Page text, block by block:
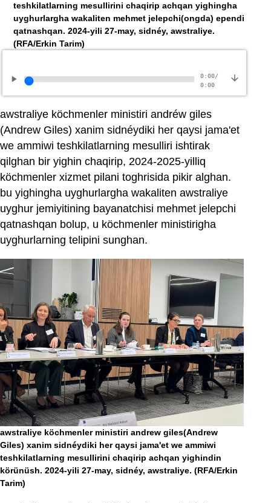
teshkilatlarning mesullirini chaqirip achqan yighingha
uyghurlargha wakaliten mehmet jelepchi(ongda) ependi
qatnashqan. 2024-yili 27-may, sidnéy, awstraliye.
(RFA/Erkin Tarim)
0:00/
0:00
awstraliye köchmenler ministiri andréw giles
(Andrew Giles) xanim sidnéydiki her qaysi jama'et
we ammiwi teshkilatlarning mesulliri ishtirak
qilghan bir yighin chaqirip, 2024-2025-yilliq
köchmenler xizmet pilani toghrisida pikir alghan.
bu yighingha uyghurlargha wakaliten awstraliye
uyghur jemiyitining bayanatchisi mehmet jelepchi
qatnashqan bolup, u köchmenler ministirigha
uyghurlarning telipini sunghan.
awstraliye köchmenler ministiri andrew giles(Andrew
Giles) xanim sidnéydiki her qaysi jama'et we ammiwi
teshkilatlarning mesullirini chaqirip achqan yighindin
körünüsh. 2024-yili 27-may, sidnéy, awstraliye. (RFA/Erkin
Tarim)